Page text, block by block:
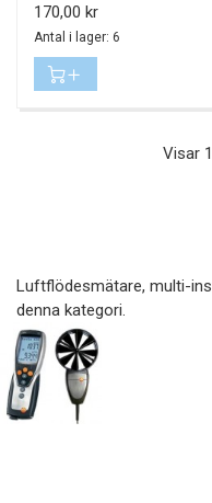
Pris
170,00 kr
Antal i lager: 6
Visar
Luftflödesmätare, multi-
denna kategori.